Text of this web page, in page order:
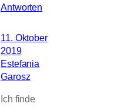
Antworten
11. Oktober
2019
Estefania
Garosz
Ich finde